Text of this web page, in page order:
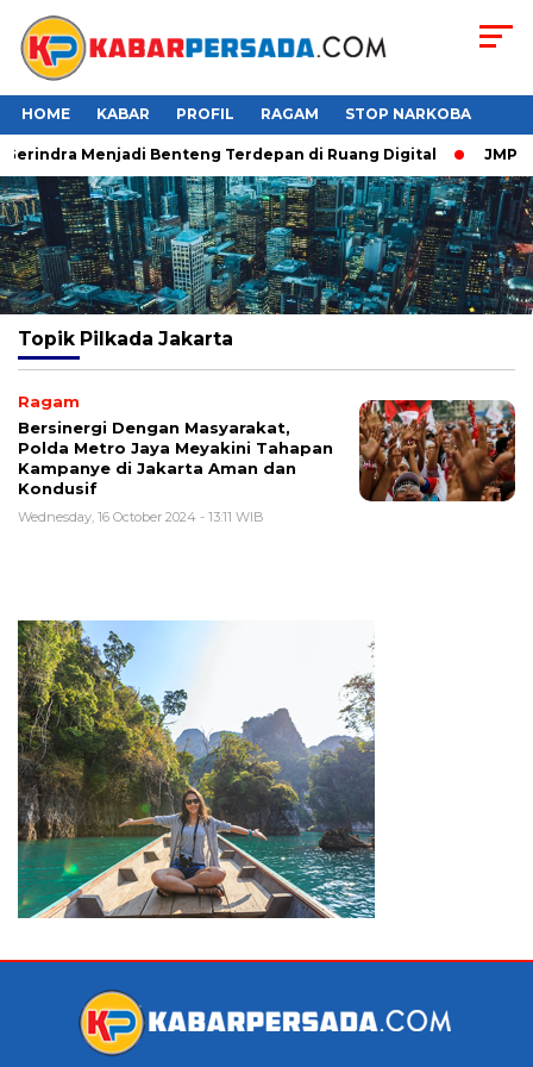
HOME KABAR PROFIL RAGAM STOP NARKOBA
Menjadi Benteng Terdepan di Ruang Digital JMP
Topik Pilkada Jakarta
Ragam
Bersinergi Dengan Masyarakat,
Polda Metro Jaya Meyakini Tahapan
Kampanye di Jakarta Aman dan
Kondusif
Wednesday, 16 October 2024 - 13:11 WIB